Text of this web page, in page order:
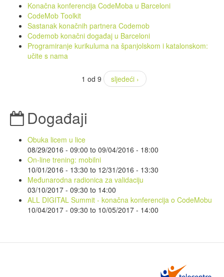
Konačna konferencija CodeMoba u Barceloni
CodeMob Toolkit
Sastanak konačnih partnera Codemob
Codemob konačni događaj u Barceloni
Programiranje kurikuluma na španjolskom i katalonskom:
učite s nama
1 od 9 sljedeći ›
Događaji
Obuka licem u lice
08/29/2016 - 09:00 to 09/04/2016 - 18:00
On-line trening: mobilni
10/01/2016 - 13:30 to 12/31/2016 - 13:30
Međunarodna radionica za validaciju
03/10/2017 - 09:30 to 14:00
ALL DIGITAL Summit - konačna konferencija o CodeMobu
10/04/2017 - 09:30 to 10/05/2017 - 14:00